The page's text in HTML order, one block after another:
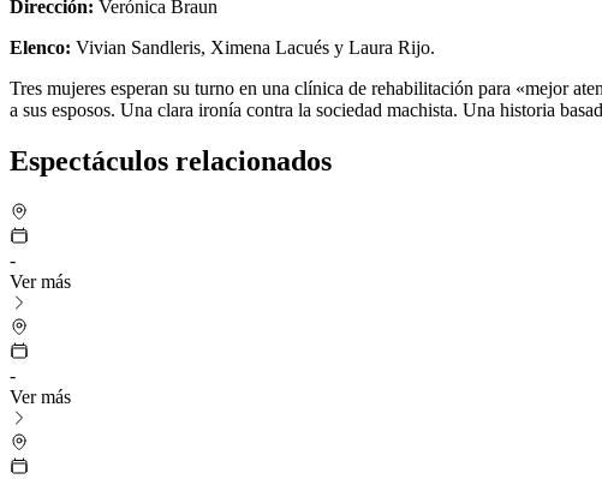
Dirección: Verónica Braun
Elenco: Vivian Sandleris, Ximena Lacués y Laura Rijo.
Tres mujeres esperan su turno en una clínica de rehabilitación para «mejor
a sus esposos. Una clara ironía contra la sociedad machista. Una historia
Espectáculos relacionados
-
Ver más
-
Ver más